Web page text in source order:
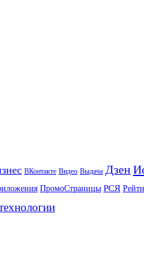
ВКонтакте Видео Выдача Дзен
ПромоСтраницы РСЯ